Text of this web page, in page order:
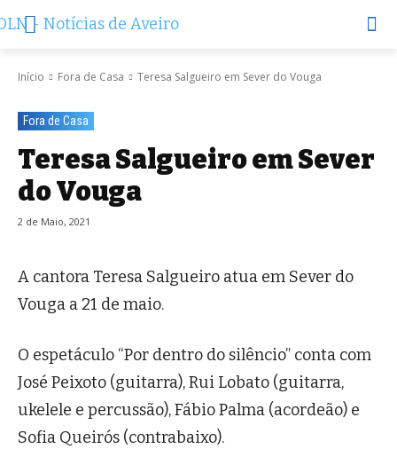
Início Fora de Casa Teresa Salgueiro em Sever do Vouga
Fora de Casa
Teresa Salgueiro em Sever
do Vouga
2 de Maio, 2021
A cantora Teresa Salgueiro atua em Sever do
Vouga a 21 de maio.
O espetáculo “Por dentro do silêncio” conta com
José Peixoto (guitarra), Rui Lobato (guitarra,
ukelele e percussão), Fábio Palma (acordeão) e
Sofia Queirós (contrabaixo).